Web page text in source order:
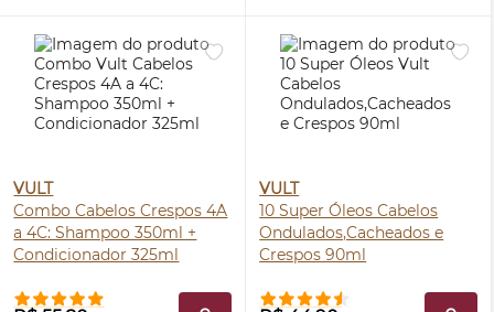
VULT
Combo Cabelos Crespos 4A
a 4C: Shampoo 350ml +
Condicionador 325ml
VULT
10 Super Óleos Cabelos
Ondulados,Cacheados e
Crespos 90ml